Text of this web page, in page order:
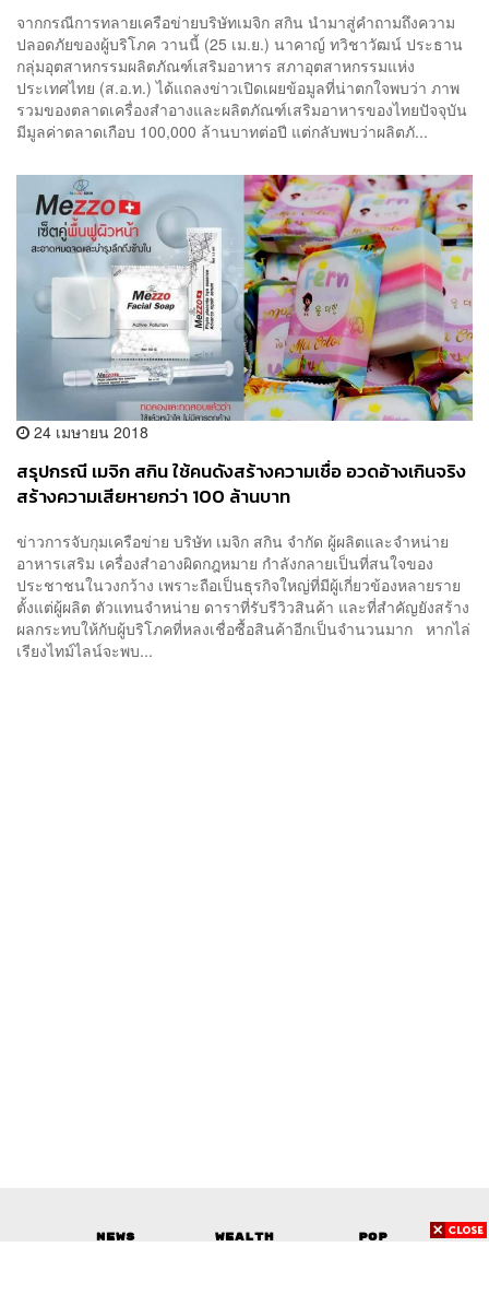
จากกรณีการทลายเครือข่ายบริษัทเมจิก สกิน นำมาสู่คำถามถึงความ
ปลอดภัยของผู้บริโภค วานนี้ (25 เม.ย.) นาคาญ์ ทวิชาวัฒน์ ประธาน
กลุ่มอุตสาหกรรมผลิตภัณฑ์เสริมอาหาร สภาอุตสาหกรรมแห่ง
ประเทศไทย (ส.อ.ท.) ได้แถลงข่าวเปิดเผยข้อมูลที่น่าตกใจพบว่า ภาพ
รวมของตลาดเครื่องสำอางและผลิตภัณฑ์เสริมอาหารของไทยปัจจุบัน
มีมูลค่าตลาดเกือบ 100,000 ล้านบาทต่อปี แต่กลับพบว่าผลิตภั...
24 เมษายน 2018
สรุปกรณี เมจิก สกิน ใช้คนดังสร้างความเชื่อ อวดอ้างเกินจริง
สร้างความเสียหายกว่า 100 ล้านบาท
ข่าวการจับกุมเครือข่าย บริษัท เมจิก สกิน จำกัด ผู้ผลิตและจำหน่าย
อาหารเสริม เครื่องสำอางผิดกฎหมาย กำลังกลายเป็นที่สนใจของ
ประชาชนในวงกว้าง เพราะถือเป็นธุรกิจใหญ่ที่มีผู้เกี่ยวข้องหลายราย
ตั้งแต่ผู้ผลิต ตัวแทนจำหน่าย ดาราที่รับรีวิวสินค้า และที่สำคัญยังสร้าง
ผลกระทบให้กับผู้บริโภคที่หลงเชื่อซื้อสินค้าอีกเป็นจำนวนมาก หากไล่
เรียงไทม์ไลน์จะพบ...
News Wealth
Pop